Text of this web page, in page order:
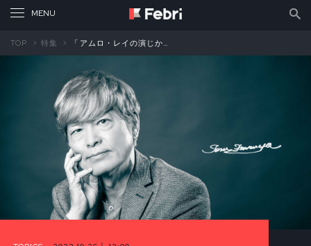
TOP 特集 「アムロ・レイの演じかた～古谷徹の演技・人物論～」第6回（中編）